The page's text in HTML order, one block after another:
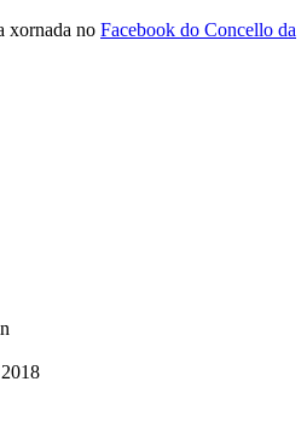
xornada no Facebook do Concello da